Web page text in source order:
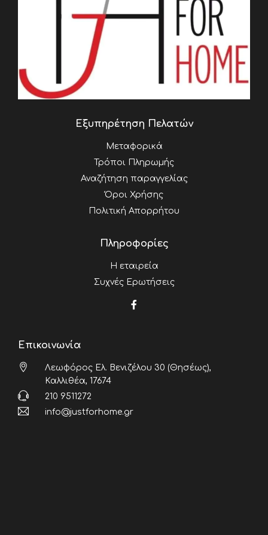
Εξυπηρέτηση Πελατών
Μεταφορικά
Τρόποι Πληρωμής
Αναζήτηση παραγγελίας
Όροι Χρήσης
Πολιτική Απορρήτου
Πληροφορίες
Η εταιρεία
Συχνές Ερωτήσεις
Επικοινωνία
Λεωφόρος Ελ. Βενιζέλου 30 (Θησέως),
Καλλιθέα, 17674
210 9511272
info@justforhome.gr